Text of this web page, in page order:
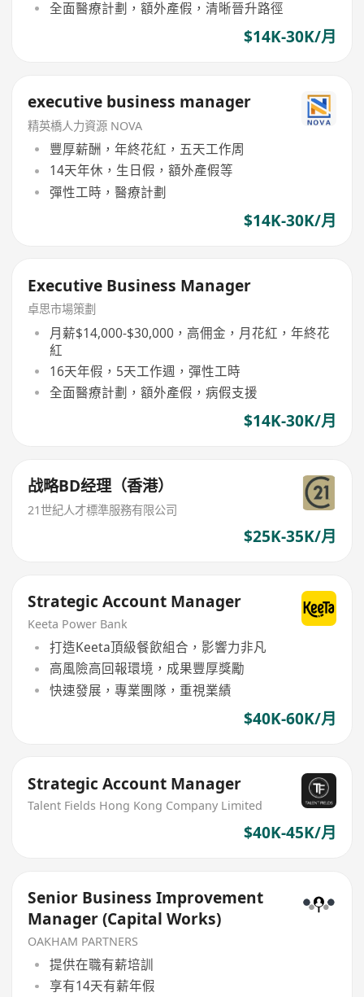
全面醫療計劃，額外產假，清晰晉升路徑
$14K-30K/月
executive business manager
精英橋人力資源 NOVA
豐厚薪酬，年終花紅，五天工作周
14天年休，生日假，額外產假等
彈性工時，醫療計劃
$14K-30K/月
Executive Business Manager
卓思市場策劃
月薪$14,000-$30,000，高佣金，月花紅，年終花
紅
16天年假，5天工作週，彈性工時
全面醫療計劃，額外產假，病假支援
$14K-30K/月
战略BD经理（香港）
21世紀人才標準服務有限公司
$25K-35K/月
Strategic Account Manager
Keeta Power Bank
打造Keeta頂級餐飲組合，影響力非凡
高風險高回報環境，成果豐厚獎勵
快速發展，專業團隊，重視業績
$40K-60K/月
Strategic Account Manager
Talent Fields Hong Kong Company Limited
$40K-45K/月
Senior Business Improvement
Manager (Capital Works)
OAKHAM PARTNERS
提供在職有薪培訓
享有14天有薪年假